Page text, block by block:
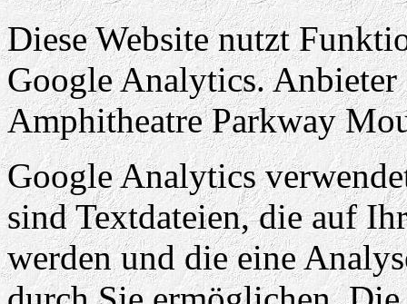
Diese Website nutzt
Google Analytics.
Amphitheatre Parkway
Google Analytics
sind Textdateien, die auf
werden und die eine